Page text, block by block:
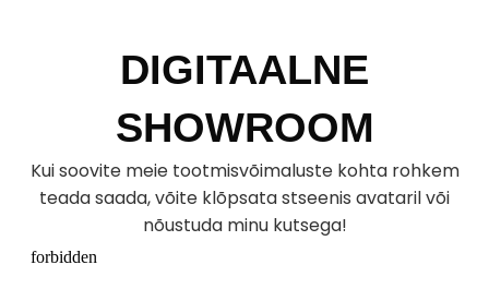
DIGITAALNE
SHOWROOM
Kui soovite meie tootmisvõimaluste kohta rohkem
teada saada, võite klõpsata stseenis avataril või
nõustuda minu kutsega!